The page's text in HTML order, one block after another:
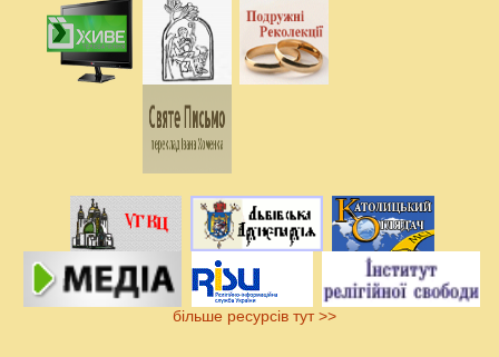
більше ресурсів тут >>